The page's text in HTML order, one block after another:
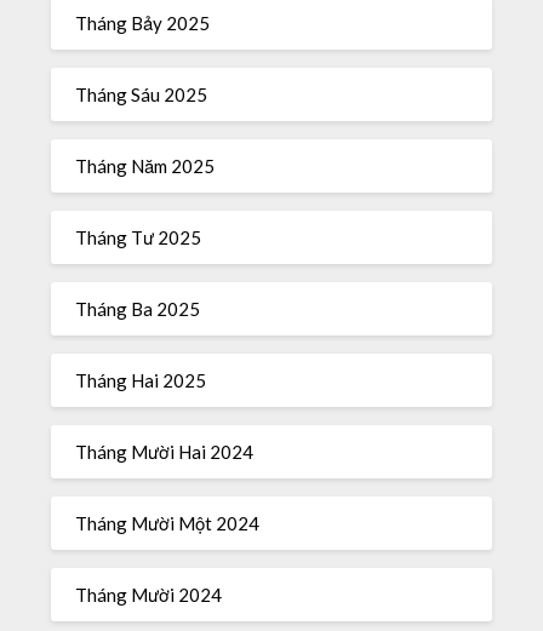
Tháng Bảy 2025
Tháng Sáu 2025
Tháng Năm 2025
Tháng Tư 2025
Tháng Ba 2025
Tháng Hai 2025
Tháng Mười Hai 2024
Tháng Mười Một 2024
Tháng Mười 2024